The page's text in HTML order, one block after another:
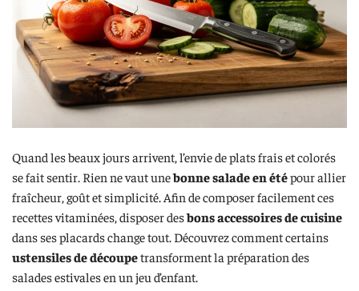
Quand les beaux jours arrivent, l’envie de plats frais et colorés
se fait sentir. Rien ne vaut unebonne salade en étépour allier
fraîcheur, goût et simplicité. Afin de composer facilement ces
recettes vitaminées, disposer desbons accessoires de cuisine
dans ses placards change tout. Découvrez comment certains
ustensiles de découpetransforment la préparation des
salades estivales en un jeu d’enfant.